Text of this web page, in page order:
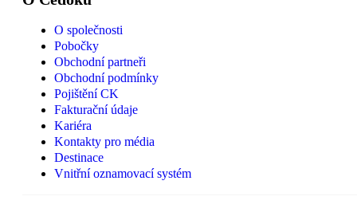
O společnosti
Pobočky
Obchodní partneři
Obchodní podmínky
Pojištění CK
Fakturační údaje
Kariéra
Kontakty pro média
Destinace
Vnitřní oznamovací systém